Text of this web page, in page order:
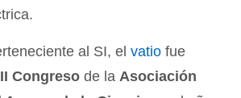
al SI, el vatio fue
II Congreso de la Asociación